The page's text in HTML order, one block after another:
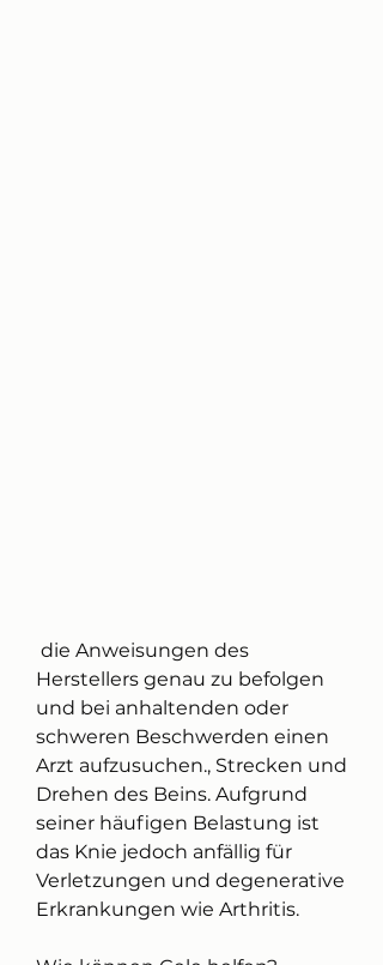
Herstellers genau zu befolgen
und bei anhaltenden oder
schweren Beschwerden einen
Arzt aufzusuchen., Strecken und
Drehen des Beins. Aufgrund
seiner häufigen Belastung ist
das Knie jedoch anfällig für
Verletzungen und degenerative
Erkrankungen wie Arthritis.